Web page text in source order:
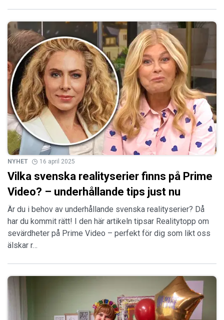
NYHET 16 april 2025
Vilka svenska realityserier finns på Prime
Video? – underhållande tips just nu
Är du i behov av underhållande svenska realityserier? Då
har du kommit rätt! I den här artikeln tipsar Realitytopp om
sevärdheter på Prime Video – perfekt för dig som likt oss
älskar r…